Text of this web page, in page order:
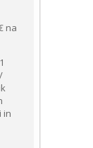
na
/
in